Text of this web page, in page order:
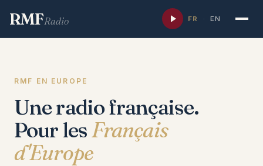
RMFRadio FR · EN
RMF EN EUROPE
Une radio française.
Pour lesFrançais
d'Europe